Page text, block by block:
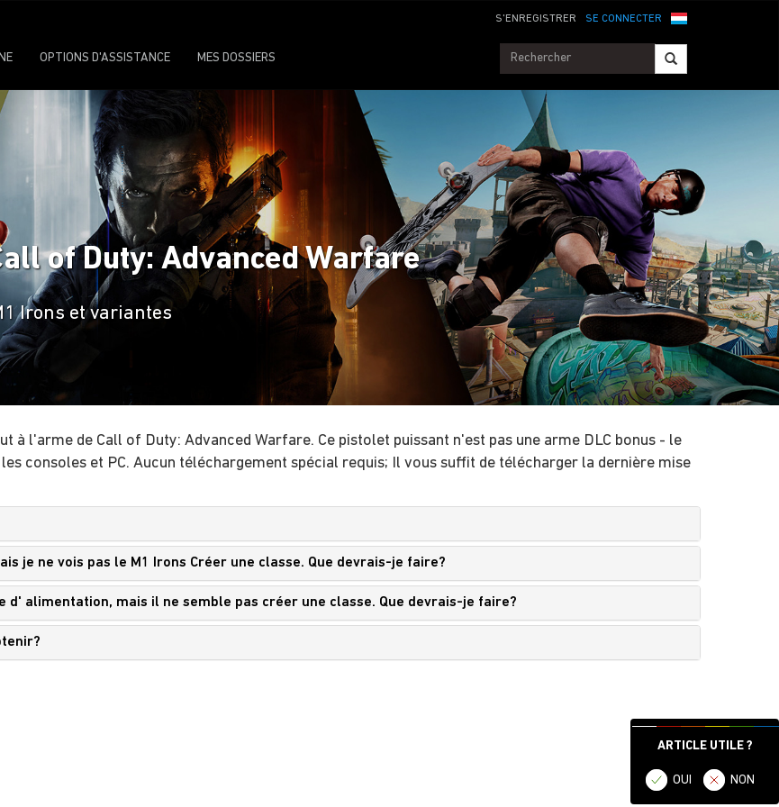
SE CONNECTER
S'ENREGISTRER
OPTIONS D'ASSISTANCE MES DOSSIERS
ARTICLE UTILE ?
OUI NON
of Duty: Advanced Warfare
Irons et variantes
à l'arme de Call of Duty: Advanced Warfare. Ce pistolet puissant n'est pas une arme DLC bonus - le
consoles et PC. Aucun téléchargement spécial requis; Il vous suffit de télécharger la dernière mise
je ne vois pas le M1 Irons Créer une classe. Que devrais-je faire?
d' alimentation, mais il ne semble pas créer une classe. Que devrais-je faire?